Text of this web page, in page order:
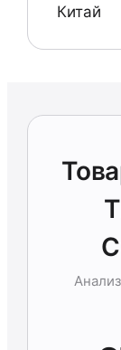
Китай